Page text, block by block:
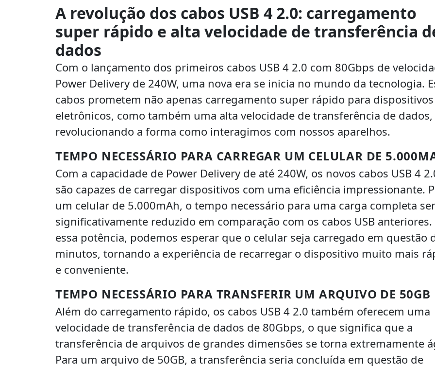
A revolução dos cabos USB 4 2.0: carregamento
super rápido e alta velocidade de transferência
dados
Com o lançamento dos primeiros cabos USB 4 2.0 com 80Gbps de
Power Delivery de 240W, uma nova era se inicia no mundo da tecnologia.
cabos prometem não apenas carregamento super rápido para dispositivos
eletrônicos, como também uma alta velocidade de transferência de dados,
revolucionando a forma como interagimos com nossos aparelhos.
TEMPO NECESSÁRIO PARA CARREGAR UM CELULAR DE
Com a capacidade de Power Delivery de até 240W, os novos cabos USB 4
são capazes de carregar dispositivos com uma eficiência impressionante.
um celular de 5.000mAh, o tempo necessário para uma carga completa
significativamente reduzido em comparação com os cabos USB anteriores.
essa potência, podemos esperar que o celular seja carregado em questão
minutos, tornando a experiência de recarregar o dispositivo muito mais
e conveniente.
TEMPO NECESSÁRIO PARA TRANSFERIR UM ARQUIVO DE 50GB
Além do carregamento rápido, os cabos USB 4 2.0 também oferecem uma
velocidade de transferência de dados de 80Gbps, o que significa que a
transferência de arquivos de grandes dimensões se torna extremamente
Para um arquivo de 50GB, a transferência seria concluída em questão de